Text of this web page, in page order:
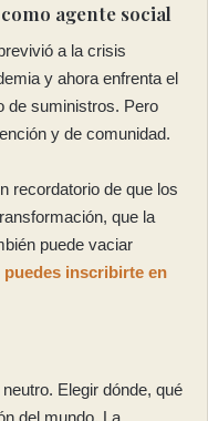
agente social
a la crisis
y ahora enfrenta el
de suministros. Pero
y de comunidad.
recordatorio de que los
que la
puede vaciar
puedes inscribirte en
Elegir dónde, qué